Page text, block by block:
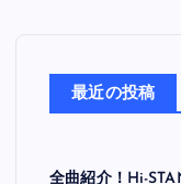
最近の投稿
全曲紹介！Hi-